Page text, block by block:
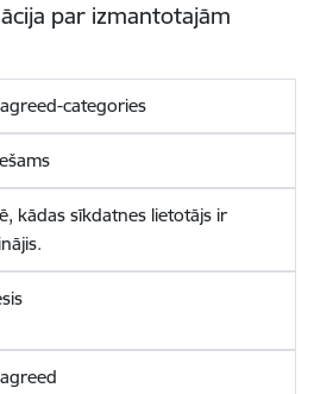
par izmantotajām
categories
kādas sīkdatnes lietotājs ir